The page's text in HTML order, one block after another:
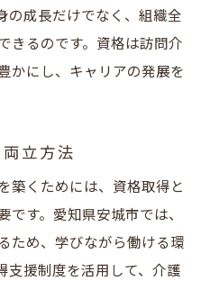
の成長だけでなく、組織全
きるのです。資格は訪問介
かにし、キャリアの発展を
立方法
築くためには、資格取得と
です。愛知県安城市では、
ため、学びながら働ける環
支援制度を活用して、介護